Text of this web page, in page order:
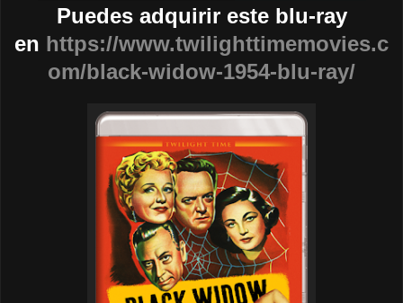
Puedes adquirir este blu-ray
en https://www.twilighttimemovies.c
om/black-widow-1954-blu-ray/